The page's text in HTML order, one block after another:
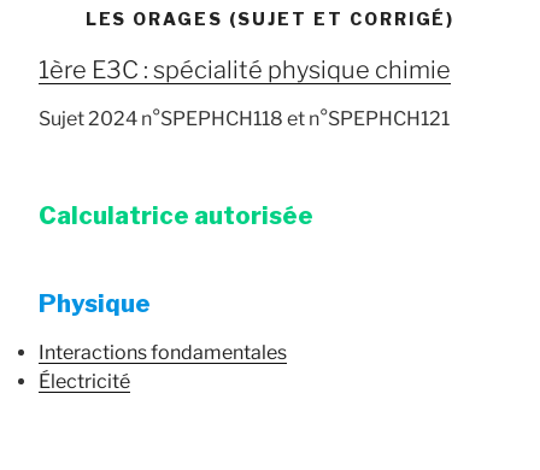
LES ORAGES (SUJET ET CORRIGÉ)
1ère E3C : spécialité physique chimie
Sujet 2024 n°SPEPHCH118 et n°SPEPHCH121
Calculatrice autorisée
Physique
Interactions fondamentales
Électricité